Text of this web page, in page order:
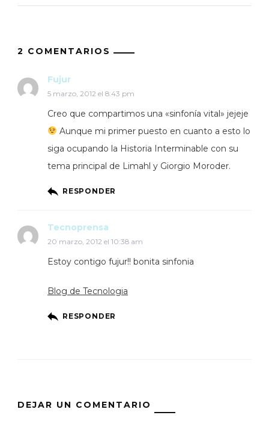
2 COMENTARIOS
Fujur
5 marzo, 2012 el 8:43 pm
Creo que compartimos una «sinfonía vital» jejeje
Aunque mi primer puesto en cuanto a esto lo
siga ocupando la Historia Interminable con su
tema principal de Limahl y Giorgio Moroder.
RESPONDER
Tecnoprensa
20 marzo, 2012 el 10:38 am
Estoy contigo fujur!! bonita sinfonia
Blog de Tecnologia
RESPONDER
DEJAR UN COMENTARIO